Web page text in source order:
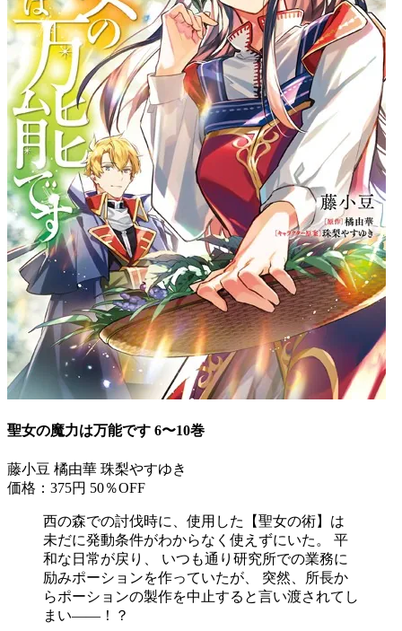
聖女の魔力は万能です 6〜10巻
藤小豆 橘由華 珠梨やすゆき
価格：375円 50％OFF
西の森での討伐時に、使用した【聖女の術】は
未だに発動条件がわからなく使えずにいた。 平
和な日常が戻り、 いつも通り研究所での業務に
励みポーションを作っていたが、 突然、所長か
らポーションの製作を中止すると言い渡されてし
まい――！？